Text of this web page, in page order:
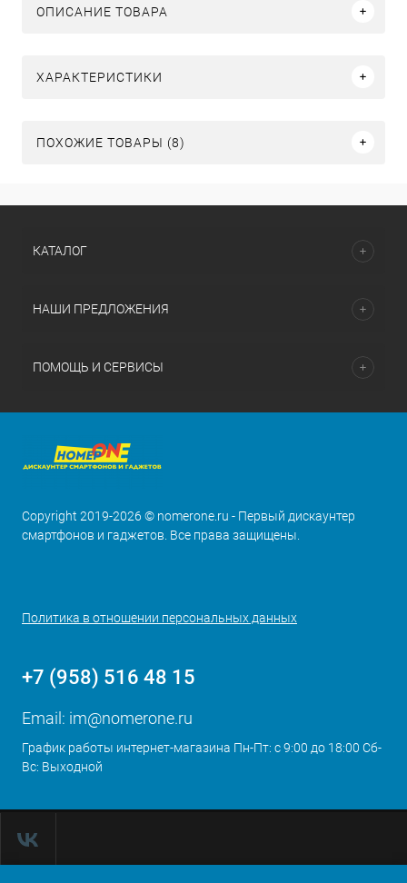
ОПИСАНИЕ ТОВАРА
ХАРАКТЕРИСТИКИ
ПОХОЖИЕ ТОВАРЫ (8)
КАТАЛОГ
НАШИ ПРЕДЛОЖЕНИЯ
ПОМОЩЬ И СЕРВИСЫ
Copyright 2019-2026 © nomerone.ru - Первый дискаунтер
смартфонов и гаджетов. Все права защищены.
Политика в отношении персональных данных
+7 (958) 516 48 15
Email: im@nomerone.ru
График работы интернет-магазина Пн-Пт: с 9:00 до 18:00 Сб-
Вс: Выходной